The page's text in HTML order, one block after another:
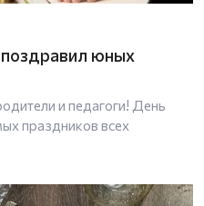
юных
и педагоги! День
праздников всех